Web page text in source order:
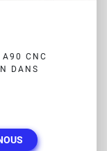
A90 CNC
DANS